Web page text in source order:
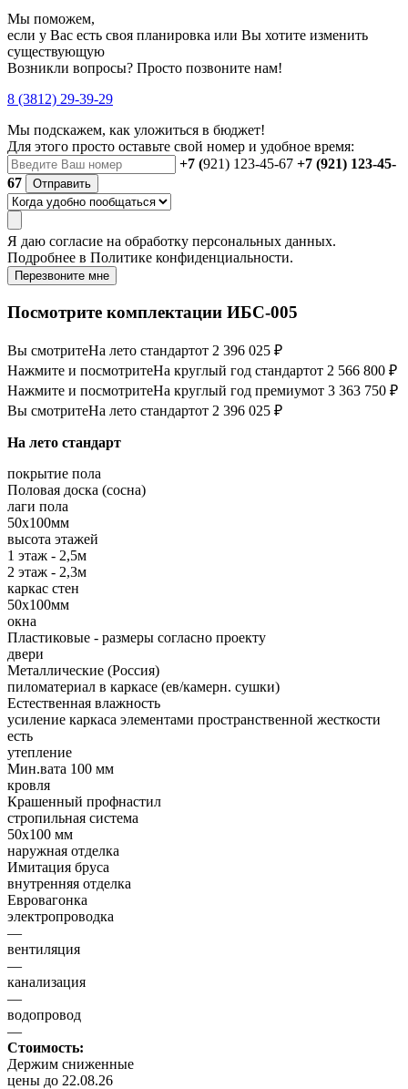
Мы поможем,
если у Вас есть своя планировка или Вы хотите изменить
существующую
Возникли вопросы? Просто позвоните нам!
8 (3812) 29-39-29
Мы подскажем, как уложиться в бюджет!
Для этого просто оставьте свой номер и удобное время:
+7 (921) 123-45-67 +7 (921) 123-45-
67
Отправить
Я даю согласие на обработку персональных данных.
Подробнее в Политике конфиденциальности.
Перезвоните мне
Посмотрите комплектации ИБС-005
Вы смотритеНа лето стандартот 2 396 025 ₽
Нажмите и посмотритеНа круглый год стандартот 2 566 800 ₽
Нажмите и посмотритеНа круглый год премиумот 3 363 750 ₽
Вы смотритеНа лето стандартот 2 396 025 ₽
На лето стандарт
покрытие пола
Половая доска (сосна)
лаги пола
50х100мм
высота этажей
1 этаж - 2,5м
2 этаж - 2,3м
каркас стен
50х100мм
окна
Пластиковые - размеры согласно проекту
двери
Металлические (Россия)
пиломатериал в каркасе (ев/камерн. сушки)
Естественная влажность
усиление каркаса элементами пространственной жесткости
есть
утепление
Мин.вата 100 мм
кровля
Крашенный профнастил
стропильная система
50х100 мм
наружная отделка
Имитация бруса
внутренняя отделка
Евровагонка
электропроводка
—
вентиляция
—
канализация
—
водопровод
—
Стоимость:
Держим сниженные
цены до 22.08.26